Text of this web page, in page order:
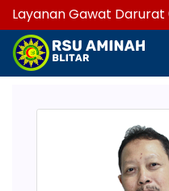
Layanan Gawat Darurat